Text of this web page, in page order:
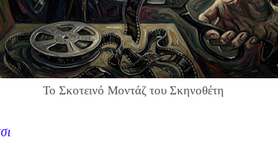
Το Σκοτεινό Μοντάζ του Σκηνοθέτη